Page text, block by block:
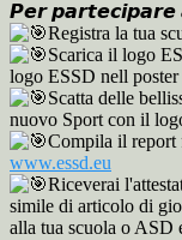
𝙋𝙚𝙧 𝙥𝙖𝙧𝙩𝙚𝙘𝙞𝙥𝙖𝙧𝙚
Registra la tua
Scarica il logo
logo ESSD nell
Scatta delle
nuovo Sport con il
Compila il report
www.essd.eu
Riceverai
simile di articolo di
alla tua scuola o ASD